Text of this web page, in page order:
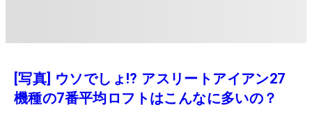
[写真] ウソでしょ!? アスリートアイアン27
機種の7番平均ロフトはこんなに多いの？